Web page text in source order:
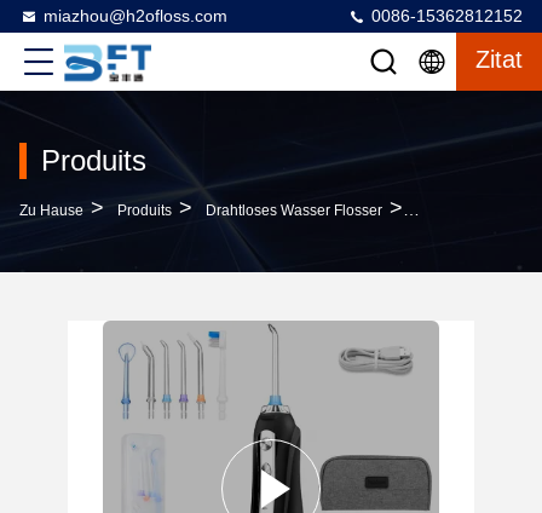
miazhou@h2ofloss.com 0086-15362812152
Zitat
Produits
Zu Hause > Produits > Drahtloses Wasser Flosser >